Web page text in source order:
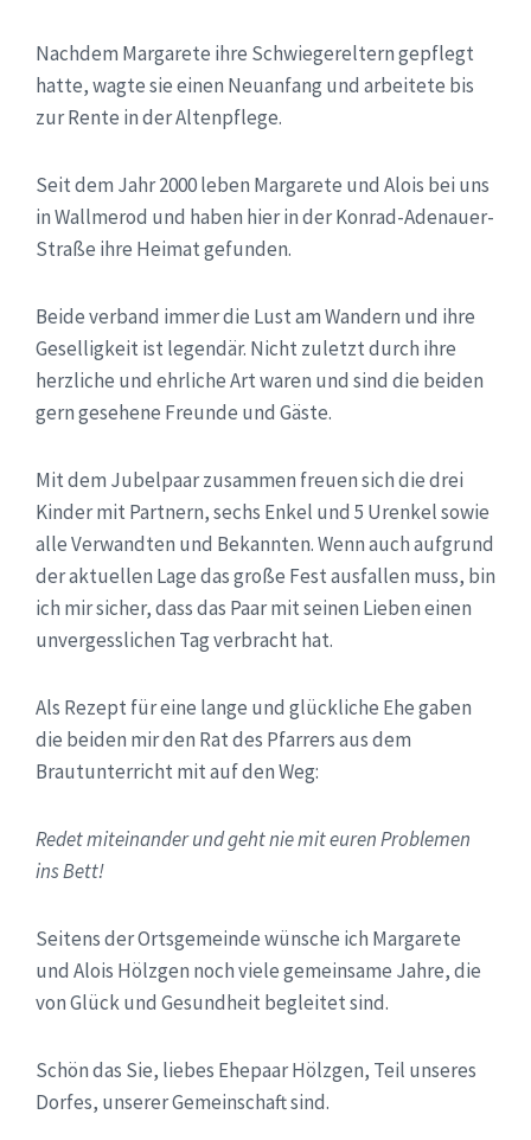
Nachdem Margarete ihre Schwiegereltern gepflegt
hatte, wagte sie einen Neuanfang und arbeitete bis
zur Rente in der Altenpflege.
Seit dem Jahr 2000 leben Margarete und Alois bei uns
in Wallmerod und haben hier in der Konrad-Adenauer-
Straße ihre Heimat gefunden.
Beide verband immer die Lust am Wandern und ihre
Geselligkeit ist legendär. Nicht zuletzt durch ihre
herzliche und ehrliche Art waren und sind die beiden
gern gesehene Freunde und Gäste.
Mit dem Jubelpaar zusammen freuen sich die drei
Kinder mit Partnern, sechs Enkel und 5 Urenkel sowie
alle Verwandten und Bekannten. Wenn auch aufgrund
der aktuellen Lage das große Fest ausfallen muss, bin
ich mir sicher, dass das Paar mit seinen Lieben einen
unvergesslichen Tag verbracht hat.
Als Rezept für eine lange und glückliche Ehe gaben
die beiden mir den Rat des Pfarrers aus dem
Brautunterricht mit auf den Weg:
Redet miteinander und geht nie mit euren Problemen
ins Bett!
Seitens der Ortsgemeinde wünsche ich Margarete
und Alois Hölzgen noch viele gemeinsame Jahre, die
von Glück und Gesundheit begleitet sind.
Schön das Sie, liebes Ehepaar Hölzgen, Teil unseres
Dorfes, unserer Gemeinschaft sind.